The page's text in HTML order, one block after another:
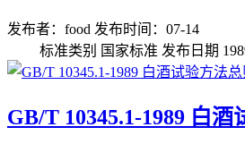
发布者：food 发布时间：07-14
标准类别 国家标准 发布日期
GB/T 10345.1-1989 白酒